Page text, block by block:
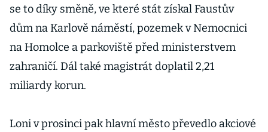
se to díky směně, ve které stát získal Faustův
dům na Karlově náměstí, pozemek v Nemocnici
na Homolce a parkoviště před ministerstvem
zahraničí. Dál také magistrát doplatil 2,21
miliardy korun.
Loni v prosinci pak hlavní město převedlo akciové